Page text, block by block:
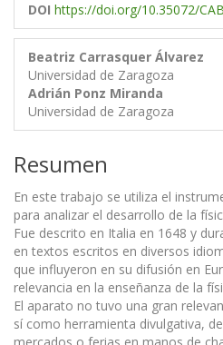
DOI https://doi.org/10.35072/
Beatriz Carrasquer Álvarez
Universidad de Zaragoza
Adrián Ponz Miranda
Universidad de Zaragoza
Resumen
En este trabajo se utiliza el
para analizar el desarrollo de la
Fue descrito en Italia en 1648 y
en textos escritos en diversos
que influyeron en su difusión en
relevancia en la enseñanza de la
El aparato no tuvo una gran
sí como herramienta divulgativa,